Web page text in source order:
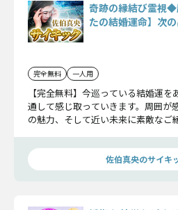
奇跡の縁結び霊視
たの結婚運命】次
完全無料 一人用
【完全無料】今巡っている結婚運
通して感じ取っていきます。周囲が
の魅力、そして近い未来に素敵なご
佐伯真央のサイキ